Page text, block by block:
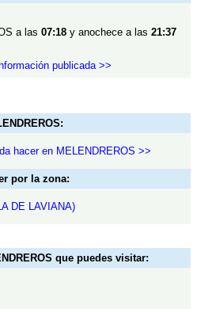
a las 07:18 y anochece a las 21:37
publicada >>
hacer en MELENDREROS >>
por la zona:
DE LAVIANA)
que puedes visitar: